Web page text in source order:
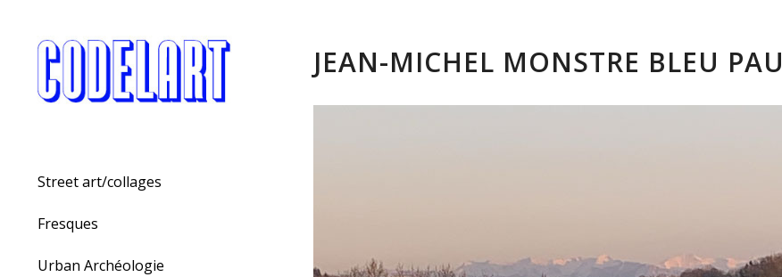
Street art/collages
Fresques
Urban Archéologie
JEAN-MICHEL MONSTRE BLEU PAU